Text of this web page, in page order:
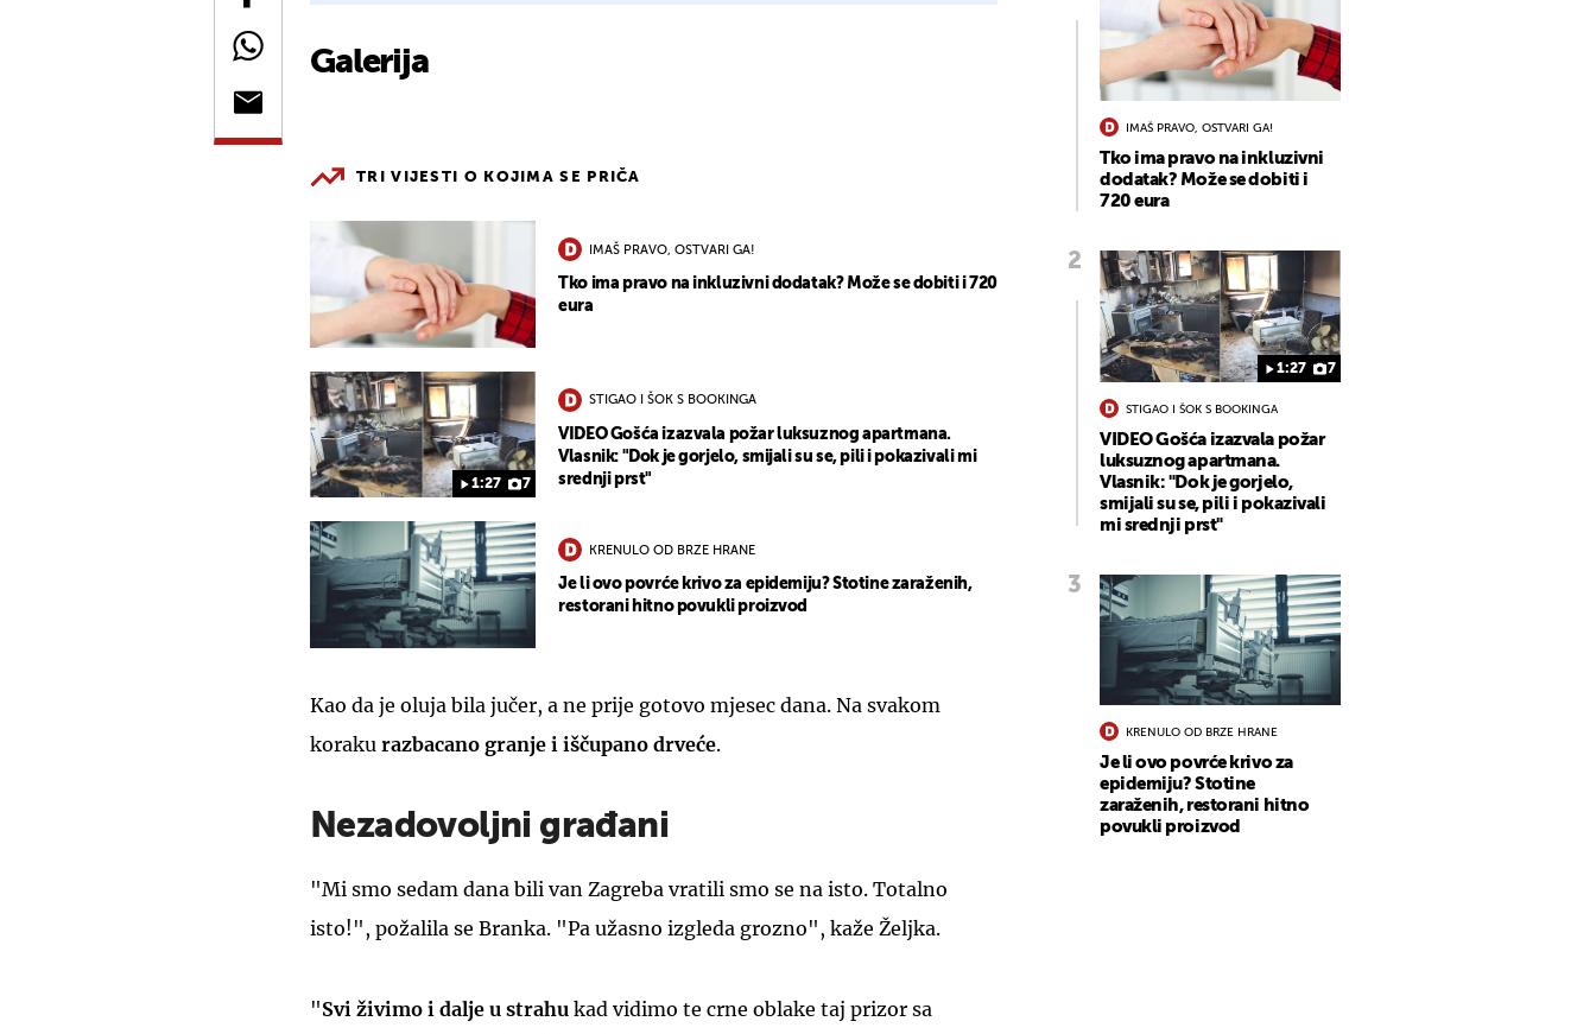
Galerija
TRI VIJESTI O KOJIMA SE PRIČA
IMAŠ PRAVO, OSTVARI GA!
Tko ima pravo na inkluzivni dodatak? Može se dobiti i 720
eura
1:27 7
STIGAO I ŠOK S BOOKINGA
VIDEO Gošća izazvala požar luksuznog apartmana.
Vlasnik: "Dok je gorjelo, smijali su se, pili i pokazivali mi
srednji prst"
KRENULO OD BRZE HRANE
Je li ovo povrće krivo za epidemiju? Stotine zaraženih,
restorani hitno povukli proizvod
Kao da je oluja bila jučer, a ne prije gotovo mjesec dana. Na svakom
koraku razbacano granje i iščupano drveće.
Nezadovoljni građani
"Mi smo sedam dana bili van Zagreba vratili smo se na isto. Totalno
isto!", požalila se Branka. "Pa užasno izgleda grozno", kaže Željka.
"Svi živimo i dalje u strahu kad vidimo te crne oblake taj prizor sa
IMAŠ PRAVO, OSTVARI GA!
Tko ima pravo na inkluzivni
dodatak? Može se dobiti i
720 eura
1:27 7
STIGAO I ŠOK S BOOKINGA
VIDEO Gošća izazvala požar
luksuznog apartmana.
Vlasnik: "Dok je gorjelo,
smijali su se, pili i pokazivali
mi srednji prst"
KRENULO OD BRZE HRANE
Je li ovo povrće krivo za
epidemiju? Stotine
zaraženih, restorani hitno
povukli proizvod